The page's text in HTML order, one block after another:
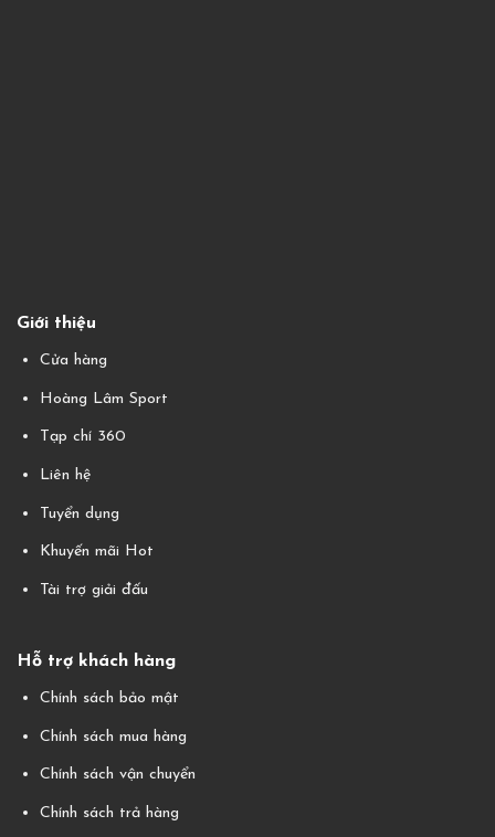
Giới thiệu
Cửa hàng
Hoàng Lâm Sport
Tạp chí 360
Liên hệ
Tuyển dụng
Khuyến mãi Hot
Tài trợ giải đấu
Hỗ trợ khách hàng
Chính sách bảo mật
Chính sách mua hàng
Chính sách vận chuyển
Chính sách trả hàng